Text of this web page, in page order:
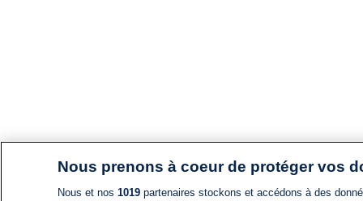
Nous prenons à coeur de protéger vos
Nous et nos 1019partenaires stockons et accédons à des